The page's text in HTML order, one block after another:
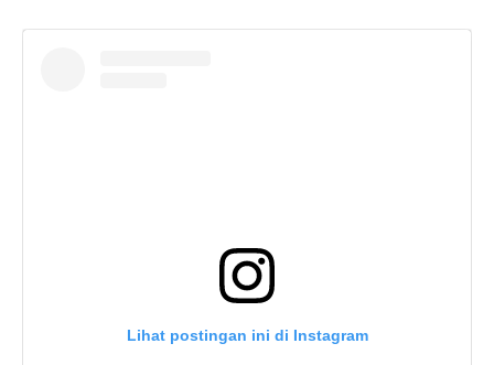
Lihat postingan ini di Instagram